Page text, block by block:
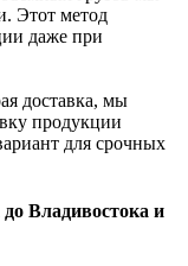
Этот метод
даже при
доставка, мы
продукции
для срочных
Владивостока и